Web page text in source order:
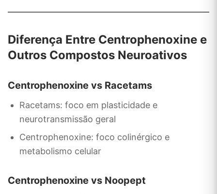
Diferença Entre Centrophenoxine e
Outros Compostos Neuroativos
Centrophenoxine vs Racetams
Racetams: foco em plasticidade e
neurotransmissão geral
Centrophenoxine: foco colinérgico e
metabolismo celular
Centrophenoxine vs Noopept